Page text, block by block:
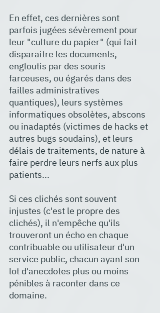
En effet, ces dernières sont
parfois jugées sévèrement pour
leur "culture du papier" (qui fait
disparaitre les documents,
engloutis par des souris
farceuses, ou égarés dans des
failles administratives
quantiques), leurs systèmes
informatiques obsolètes, abscons
ou inadaptés (victimes de hacks et
autres bugs soudains), et leurs
délais de traitements, de nature à
faire perdre leurs nerfs aux plus
patients...
Si ces clichés sont souvent
injustes (c'est le propre des
clichés), il n'empêche qu'ils
trouveront un écho en chaque
contribuable ou utilisateur d'un
service public, chacun ayant son
lot d'anecdotes plus ou moins
pénibles à raconter dans ce
domaine.